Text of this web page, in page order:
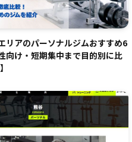
リアのパーソナルジムおすすめ6
向け・短期集中まで目的別に比